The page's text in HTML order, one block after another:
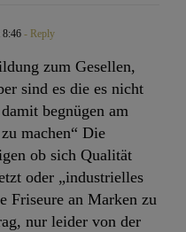
8:46 - Reply
zum Gesellen,
sind es die es nicht
begnügen am
machen“ Die
ob sich Qualität
oder „industrielles
Friseure an Marken zu
nur leider von der